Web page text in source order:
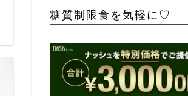
糖質制限食を気軽に♡